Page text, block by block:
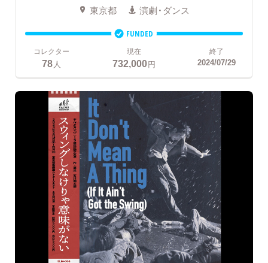
東京都 演劇・ダンス
FUNDED
コレクター
78人
現在
732,000円
終了
2024/07/29